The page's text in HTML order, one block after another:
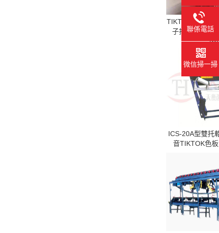
TIKTOK黄版
子抖音
ICS-20A型雙托
音TIKTOK色
聯係電話
微信掃一掃